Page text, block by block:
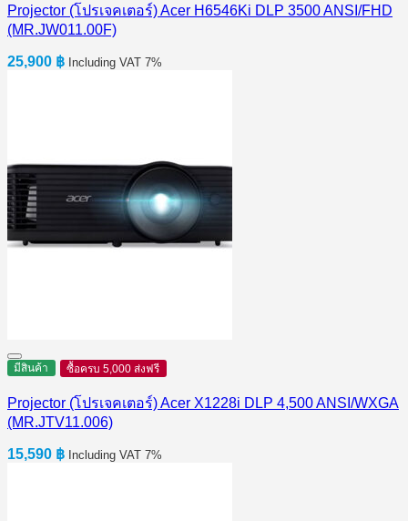
Projector (โปรเจคเตอร์) Acer H6546Ki DLP 3500 ANSI/FHD
(MR.JW011.00F)
25,900 ฿ Including VAT 7%
มีสินค้า ซื้อครบ 5,000 ส่งฟรี
Projector (โปรเจคเตอร์) Acer X1228i DLP 4,500 ANSI/WXGA
(MR.JTV11.006)
15,590 ฿ Including VAT 7%